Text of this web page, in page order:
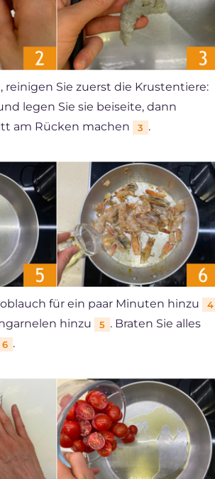
Sie zuerst die Krustentiere:
legen Sie sie beiseite, dann
am Rücken machen
3 .
für ein paar Minuten hinzu 4
hinzu
5 . Braten Sie alles
6 .